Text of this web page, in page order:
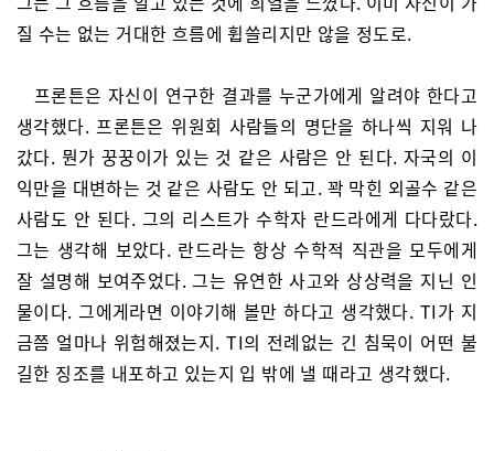
질 수는 없는 거대한 흐름에 휩쓸리지만 않을 정도로.
프론튼은 자신이 연구한 결과를 누군가에게 알려야 한다고
생각했다. 프론튼은 위원회 사람들의 명단을 하나씩 지워 나
갔다. 뭔가 꿍꿍이가 있는 것 같은 사람은 안 된다. 자국의 이
익만을 대변하는 것 같은 사람도 안 되고. 꽉 막힌 외골수 같은
사람도 안 된다. 그의 리스트가 수학자 란드라에게 다다랐다.
그는 생각해 보았다. 란드라는 항상 수학적 직관을 모두에게
잘 설명해 보여주었다. 그는 유연한 사고와 상상력을 지닌 인
물이다. 그에게라면 이야기해 볼만 하다고 생각했다. TI가 지
금쯤 얼마나 위험해졌는지. TI의 전례없는 긴 침묵이 어떤 불
길한 징조를 내포하고 있는지 입 밖에 낼 때라고 생각했다.